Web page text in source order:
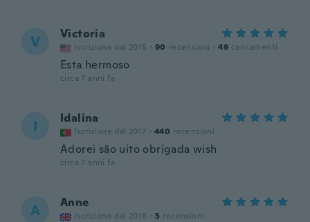
V Victoria
Iscrizione dal 2015 · 90 recensioni · 49 caricamenti
Esta hermoso
circa 7 anni fa
I Idalina
Iscrizione dal 2017 · 440 recensioni
Adorei são uito obrigada wish
circa 7 anni fa
A Anne
Iscrizione dal 2016 · 5 recensioni